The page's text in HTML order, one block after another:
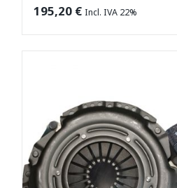
195,20 € Incl. IVA 22%